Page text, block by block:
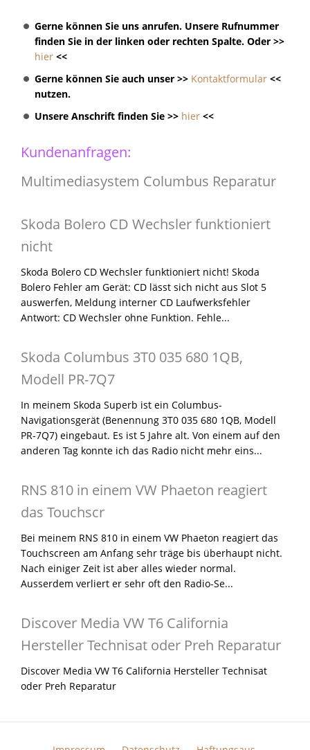
Gerne können Sie uns anrufen. Unsere Rufnummer
finden Sie in der linken oder rechten Spalte. Oder >>
hier <<
Gerne können Sie auch unser >> Kontaktformular <<
nutzen.
Unsere Anschrift finden Sie >> hier <<
Kundenanfragen:
Multimediasystem Columbus Reparatur
Skoda Bolero CD Wechsler funktioniert
nicht
Skoda Bolero CD Wechsler funktioniert nicht! Skoda
Bolero Fehler am Gerät: CD lässt sich nicht aus Slot 5
auswerfen, Meldung interner CD Laufwerksfehler
Antwort: CD Wechsler ohne Funktion. Fehle...
Skoda Columbus 3T0 035 680 1QB,
Modell PR-7Q7
In meinem Skoda Superb ist ein Columbus-
Navigationsgerät (Benennung 3T0 035 680 1QB, Modell
PR-7Q7) eingebaut. Es ist 5 Jahre alt. Von einem auf den
anderen Tag konnte ich das Radio nicht mehr eins...
RNS 810 in einem VW Phaeton reagiert
das Touchscr
Bei meinem RNS 810 in einem VW Phaeton reagiert das
Touchscreen am Anfang sehr träge bis überhaupt nicht.
Nach einiger Zeit ist aber alles wieder normal.
Ausserdem verliert er sehr oft den Radio-Se...
Discover Media VW T6 California
Hersteller Technisat oder Preh Reparatur
Discover Media VW T6 California Hersteller Technisat
oder Preh Reparatur